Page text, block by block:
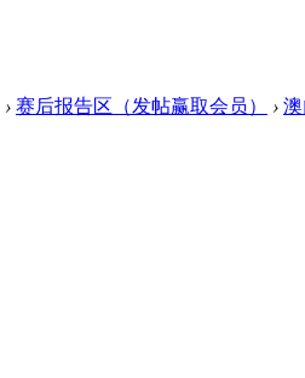
› 赛后报告区（发帖赢取会员） ›